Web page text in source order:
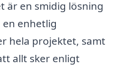
är en smidig lösning
enhetlig
hela projektet, samt
allt sker enligt